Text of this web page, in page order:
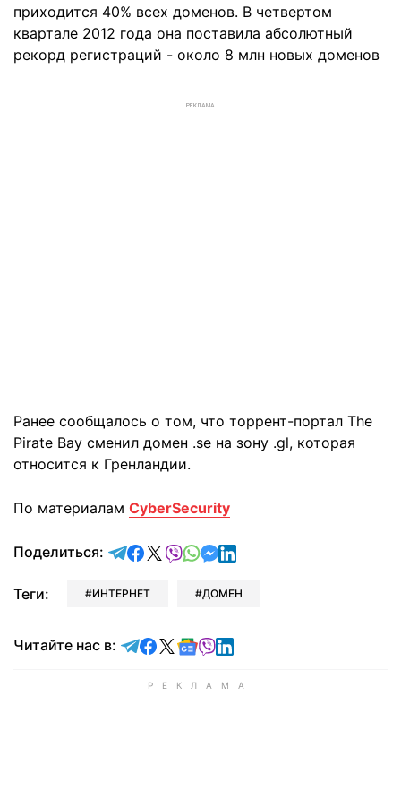
приходится 40% всех доменов. В четвертом
квартале 2012 года она поставила абсолютный
рекорд регистраций - около 8 млн новых доменов
РЕКЛАМА
Ранее сообщалось о том, что торрент-портал The
Pirate Bay сменил домен .se на зону .gl, которая
относится к Гренландии.
По материалам CyberSecurity
Поделиться: отправить в Telegram
поделиться в Facebook
поделиться в X
отправить в Viber
отправить в Whatsapp
отправить в Messenger
отправить в LinkedIn
Теги: ИНТЕРНЕТ ДОМЕН
Читайте нас в: Читайте в Telegram
Читайте в Facebook
Читайте в X
Читайте в Google news
Читайте в Viber
Читайте в LinkedIn